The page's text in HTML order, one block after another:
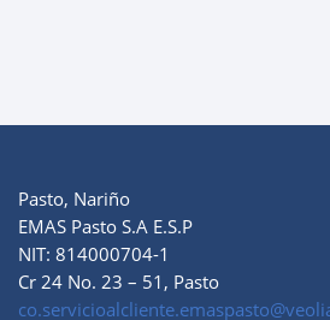
Pasto, Nariño
EMAS Pasto S.A E.S.P
NIT: 814000704-1
Cr 24 No. 23 – 51, Pasto